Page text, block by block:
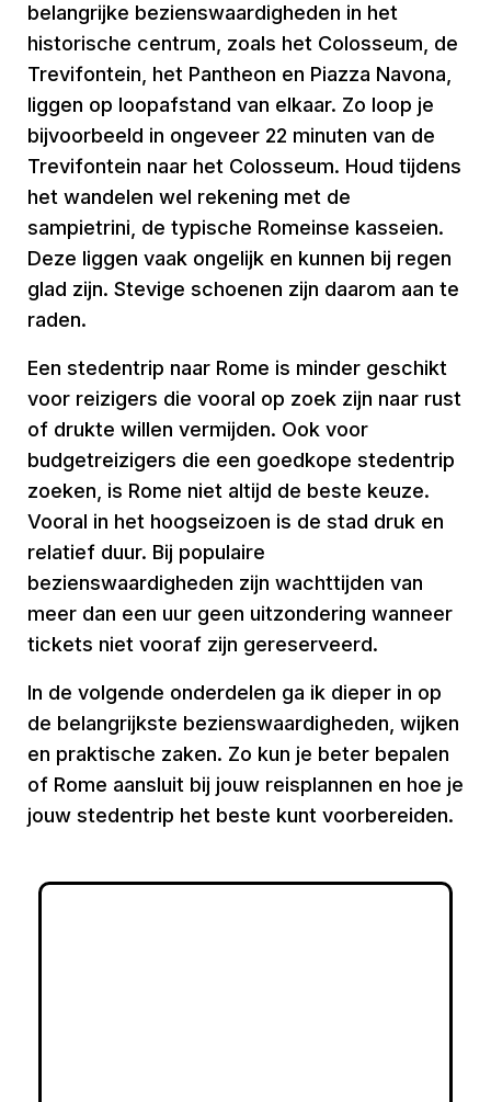
belangrijke bezienswaardigheden in het
historische centrum, zoals het Colosseum, de
Trevifontein, het Pantheon en Piazza Navona,
liggen op loopafstand van elkaar. Zo loop je
bijvoorbeeld in ongeveer 22 minuten van de
Trevifontein naar het Colosseum. Houd tijdens
het wandelen wel rekening met de
sampietrini, de typische Romeinse kasseien.
Deze liggen vaak ongelijk en kunnen bij regen
glad zijn. Stevige schoenen zijn daarom aan te
raden.
Een stedentrip naar Rome is minder geschikt
voor reizigers die vooral op zoek zijn naar rust
of drukte willen vermijden. Ook voor
budgetreizigers die een goedkope stedentrip
zoeken, is Rome niet altijd de beste keuze.
Vooral in het hoogseizoen is de stad druk en
relatief duur. Bij populaire
bezienswaardigheden zijn wachttijden van
meer dan een uur geen uitzondering wanneer
tickets niet vooraf zijn gereserveerd.
In de volgende onderdelen ga ik dieper in op
de belangrijkste bezienswaardigheden, wijken
en praktische zaken. Zo kun je beter bepalen
of Rome aansluit bij jouw reisplannen en hoe je
jouw stedentrip het beste kunt voorbereiden.